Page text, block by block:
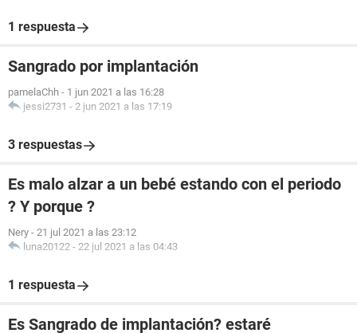
1 respuesta
Sangrado por implantación
pamelaChh - 1 jun 2021 a las 16:28
jessi2731 - 2 jun 2021 a las 17:19
3 respuestas
Es malo alzar a un bebé estando con el periodo
? Y porque ?
Nery - 21 jul 2021 a las 23:12
luna20122 - 22 jul 2021 a las 04:43
1 respuesta
Es Sangrado de implantación? estaré